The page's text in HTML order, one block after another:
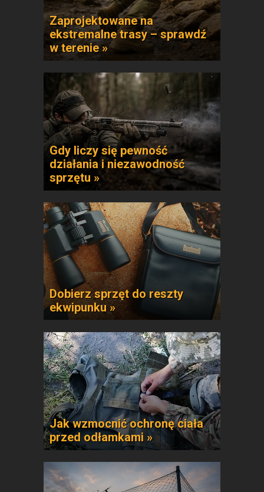
Zaprojektowane na
ekstremalne trasy – sprawdź
w terenie »
Gdy liczy się pewność
działania i niezawodność
sprzętu »
Dobierz sprzęt do reszty
ekwipunku »
Jak wzmocnić ochronę ciała
przed odłamkami »